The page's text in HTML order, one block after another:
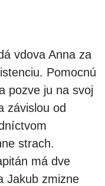
vdova Anna za
Pomocnú
pozve ju na svoj
závislou od
strach.
má dve
Jakub zmizne